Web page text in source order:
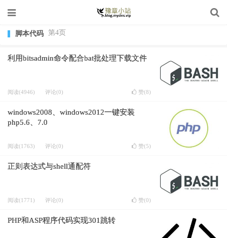
脚本代码 第4页
利用bitsadmin命令配合bat批处理下载文件
阅读(4946) 评论(0) 赞(8)
windows2008、windows2012一键安装
php5.6、7.0
阅读(1763) 评论(0) 赞(5)
正则表达式与shell通配符
阅读(1771) 评论(0) 赞(0)
PHP和ASP程序代码实现301跳转